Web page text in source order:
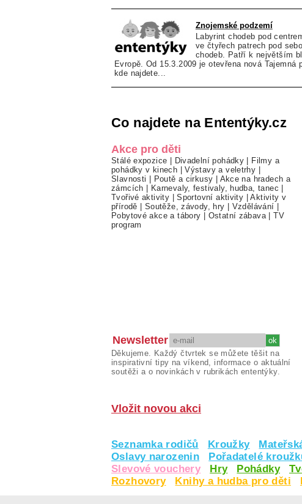
Znojemské podzemí
Labyrint chodeb pod
ve čtyřech patrech pod
chodeb. Patří k největším
Evropě. Od 15.3.2009 je otevřena nová Tajemná
kde najdete...
Co najdete na Ententýky.cz
Akce pro děti
Stálé expozice Divadelní pohádky
Filmy a
pohádky v kinech |Výstavy a veletrhy
Slavnosti
Poutě a cirkusy
Akce na hradech a
zámcích
Karnevaly, festivaly, hudba, tanec
Tvořivé aktivity |Sportovní aktivity |Aktivity v
přírodě
Soutěže, závody, hry Vzdělávání
Pobytové akce a tábory
Ostatní zábava |TV
program
Newsletter
Děkujeme. Každý čtvrtek se můžete těšit na
inspirativní tipy na víkend, informace o aktuální
soutěži a o novinkách v rubrikách ententýky.
Vložit novou akci
Seznamka rodičů Kroužky
Oslavy narozenin
Pořadatelé
Slevové vouchery
Hry Pohádky
Rozhovory
Knihy a hudba pro děti